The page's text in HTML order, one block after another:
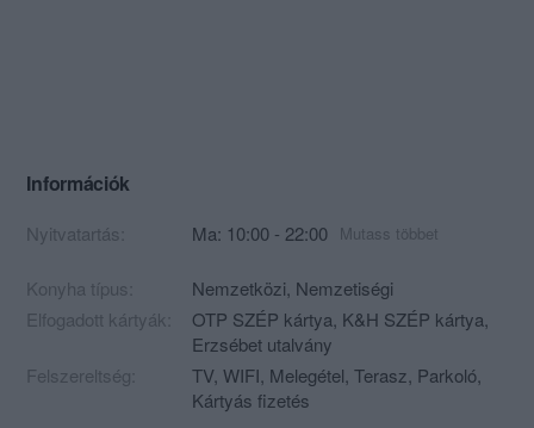
Információk
Nyitvatartás: Ma: 10:00 - 22:00 Mutass többet
Konyha típus: Nemzetközi, Nemzetiségi
Elfogadott kártyák:
OTP SZÉP kártya, K&H SZÉP kártya,
Erzsébet utalvány
Felszereltség:
TV, WIFI, Melegétel, Terasz, Parkoló,
Kártyás fizetés